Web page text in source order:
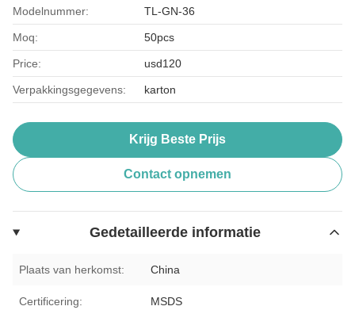
Modelnummer: TL-GN-36
Moq: 50pcs
Price: usd120
Verpakkingsgegevens: karton
Krijg Beste Prijs
Contact opnemen
Gedetailleerde informatie
Plaats van herkomst: China
Certificering: MSDS